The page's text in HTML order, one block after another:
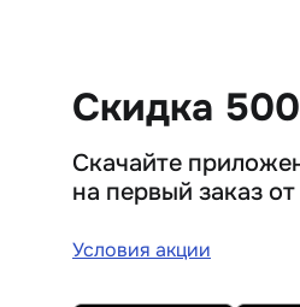
Скидка
Скачайте
на первый заказ
Условия акции